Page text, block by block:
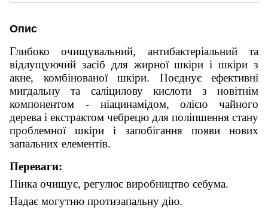
Опис
Глибоко очищувальний, антибактеріальний та
відлущуючий засіб для жирної шкіри і шкіри з
акне, комбінованої шкіри. Поєднує ефективні
мигдальну та саліцилову кислоти з новітнім
компонентом - ніацинамідом, олією чайного
дерева і екстрактом чебрецю для поліпшення стану
проблемної шкіри і запобігання появи нових
запальних елементів.
Переваги:
Пінка очищує, регулює виробництво себума.
Надає могутню протизапальну дію.